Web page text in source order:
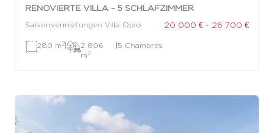
RENOVIERTE VILLA – 5 SCHLAFZIMMER
Saisonvermietungen Villa Opio 20 000 € - 26 700 €
280 m 2|
2 806
m 2
|5 Chambres